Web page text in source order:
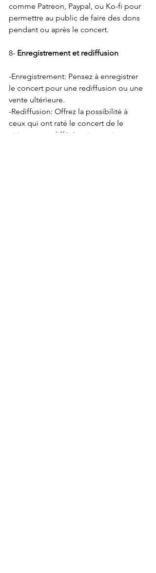
comme Patreon, Paypal, ou Ko-fi pour
permettre au public de faire des dons
pendant ou après le concert.
8- Enregistrement et rediffusion
-Enregistrement: Pensez à enregistrer
le concert pour une rediffusion ou une
vente ultérieure.
-Rediffusion: Offrez la possibilité à
ceux qui ont raté le concert de le
visionner en différé, soit gratuitement,